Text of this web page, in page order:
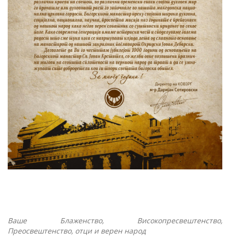
Ваше Блаженство, Високопресвештенство,
Преосвештенство, отци и верен народ